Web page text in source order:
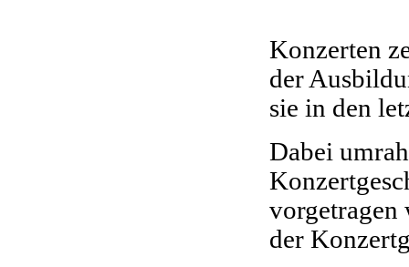
Konzerten
der
sie in den
Dabei
vorgetragen
der